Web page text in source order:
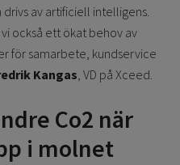
av artificiell intelligens.
också ett ökat behov av
för samarbete, kundservice
Kangas, VD på Xceed.
Co2 när
i molnet